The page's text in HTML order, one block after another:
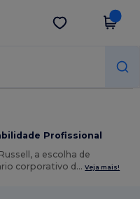
Obter app
Profissional
a escolha de
corporativo d…Veja mais!